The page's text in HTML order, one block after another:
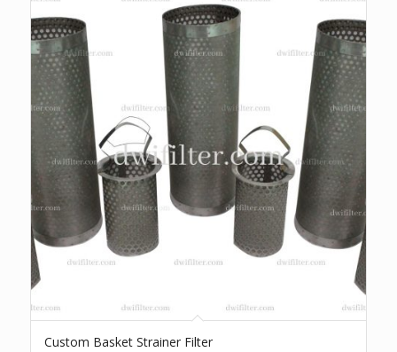
Custom Basket Strainer Filter